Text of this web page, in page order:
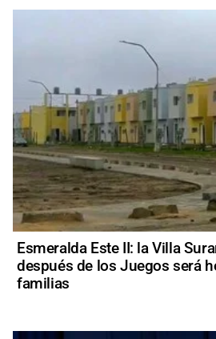
Esmeralda Este II: la Villa
después de los Juegos será
familias